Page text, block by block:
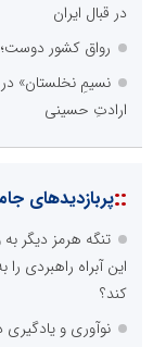
در قبال ایران
رواق کشور دوست؛
نسیمِ نخلستان» در
ارادتِ حسینی
::پربازدیدهای
تنگه هرمز دیگر
این آبراه راهبردی
کند؟
نوآوری و